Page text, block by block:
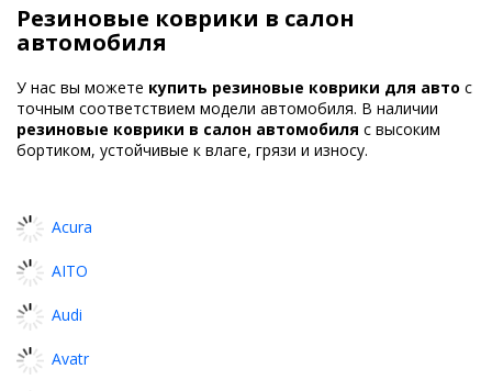
Резиновые коврики в салон
автомобиля
У нас вы можете купить резиновые коврики для авто с
точным соответствием модели автомобиля. В наличии
резиновые коврики в салон автомобиля с высоким
бортиком, устойчивые к влаге, грязи и износу.
Acura
AITO
Audi
Avatr